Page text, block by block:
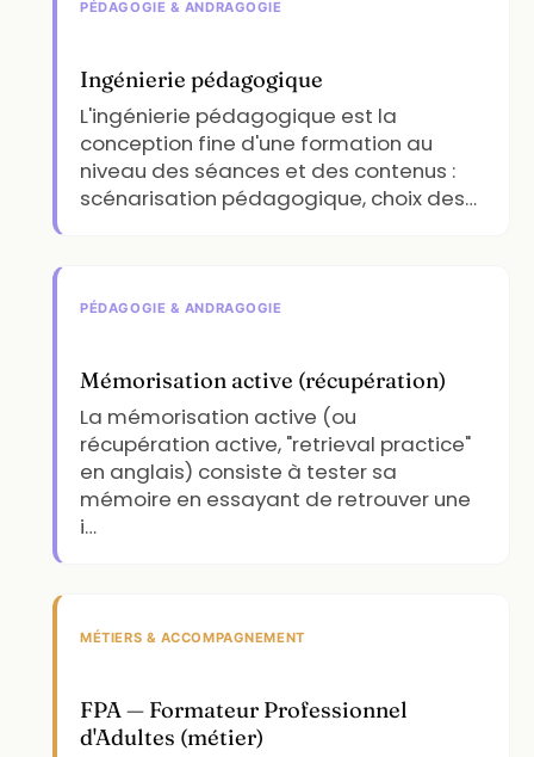
PÉDAGOGIE & ANDRAGOGIE
Ingénierie pédagogique
L'ingénierie pédagogique est la
conception fine d'une formation au
niveau des séances et des contenus :
scénarisation pédagogique, choix des…
PÉDAGOGIE & ANDRAGOGIE
Mémorisation active (récupération)
La mémorisation active (ou
récupération active, "retrieval practice"
en anglais) consiste à tester sa
mémoire en essayant de retrouver une
i…
MÉTIERS & ACCOMPAGNEMENT
FPA — Formateur Professionnel
d'Adultes (métier)